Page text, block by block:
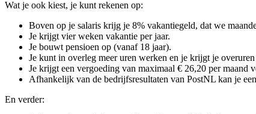
Wat je ook kiest, je kunt rekenen op:
Boven op je salaris krijg je 8% vakantiegeld, dat we
Je krijgt vier weken vakantie per jaar.
Je bouwt pensioen op (vanaf 18 jaar).
Je kunt in overleg meer uren werken en je krijgt je
Je krijgt een vergoeding van maximaal € 26,20 per maand
Afhankelijk van de bedrijfsresultaten van PostNL kan je
En verder: